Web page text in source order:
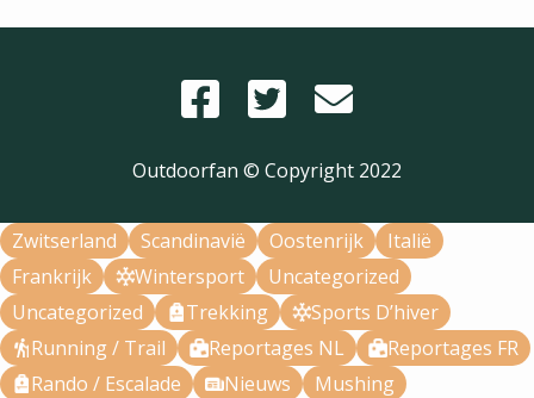
Outdoorfan © Copyright 2022
Zwitserland Scandinavië Oostenrijk
Italië
Frankrijk
Wintersport
Uncategorized
Uncategorized
Trekking
Sports D’hiver
Running / Trail
Reportages NL
Reportages FR
Rando / Escalade
Nieuws
Mushing